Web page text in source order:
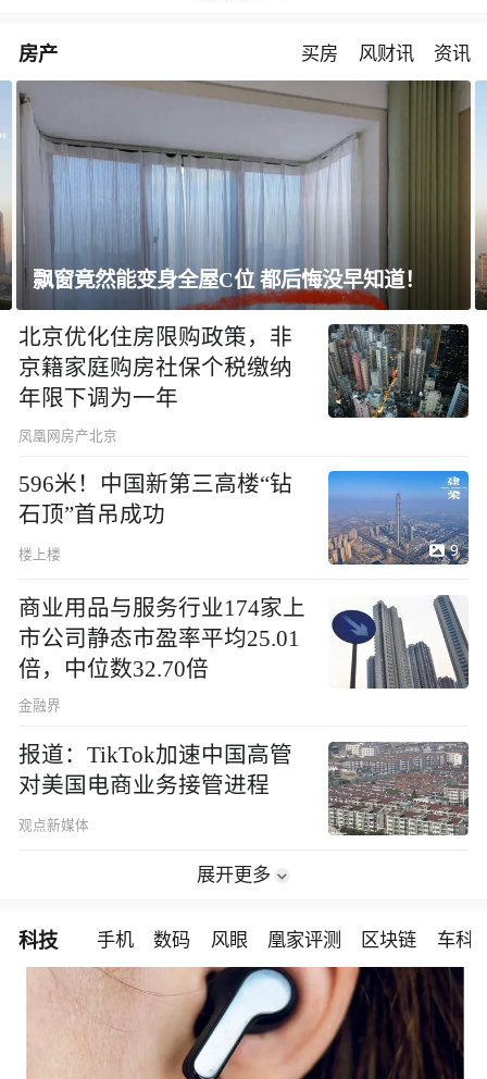
房产 买房 风财讯 资讯
上海未建成的地标：“人”字大楼
北京优化住房限购政策，非
京籍家庭购房社保个税缴纳
年限下调为一年
凤凰网房产北京
596米！中国新第三高楼“钻
石顶”首吊成功
楼上楼 9
商业用品与服务行业174家上
市公司静态市盈率平均25.01
倍，中位数32.70倍
金融界
报道：TikTok加速中国高管
对美国电商业务接管进程
观点新媒体
展开更多
科技 手机 数码 风眼 凰家评测 区块链 车科